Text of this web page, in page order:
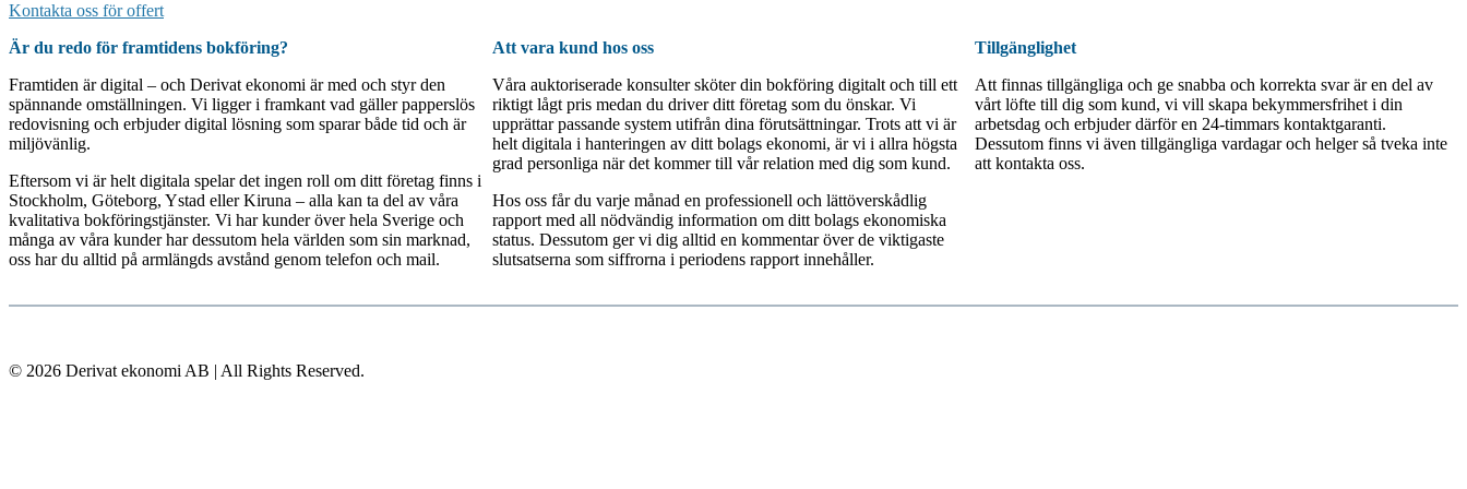
Kontakta oss för offert
Är du redo för framtidens bokföring?
Framtiden är digital – och Derivat ekonomi är med och styr den
spännande omställningen. Vi ligger i framkant vad gäller papperslös
redovisning och erbjuder digital lösning som sparar både tid och är
miljövänlig.
Eftersom vi är helt digitala spelar det ingen roll om ditt företag finns i
Stockholm, Göteborg, Ystad eller Kiruna – alla kan ta del av våra
kvalitativa bokföringstjänster. Vi har kunder över hela Sverige och
många av våra kunder har dessutom hela världen som sin marknad,
oss har du alltid på armlängds avstånd genom telefon och mail.
Att vara kund hos oss
Våra auktoriserade konsulter sköter din bokföring digitalt och till ett
riktigt lågt pris medan du driver ditt företag som du önskar. Vi
upprättar passande system utifrån dina förutsättningar. Trots att vi är
helt digitala i hanteringen av ditt bolags ekonomi, är vi i allra högsta
grad personliga när det kommer till vår relation med dig som kund.
Hos oss får du varje månad en professionell och lättöverskådlig
rapport med all nödvändig information om ditt bolags ekonomiska
status. Dessutom ger vi dig alltid en kommentar över de viktigaste
slutsatserna som siffrorna i periodens rapport innehåller.
Tillgänglighet
Att finnas tillgängliga och ge snabba och korrekta svar är en del av
vårt löfte till dig som kund, vi vill skapa bekymmersfrihet i din
arbetsdag och erbjuder därför en 24-timmars kontaktgaranti.
Dessutom finns vi även tillgängliga vardagar och helger så tveka inte
att kontakta oss.
© 2026 Derivat ekonomi AB | All Rights Reserved.